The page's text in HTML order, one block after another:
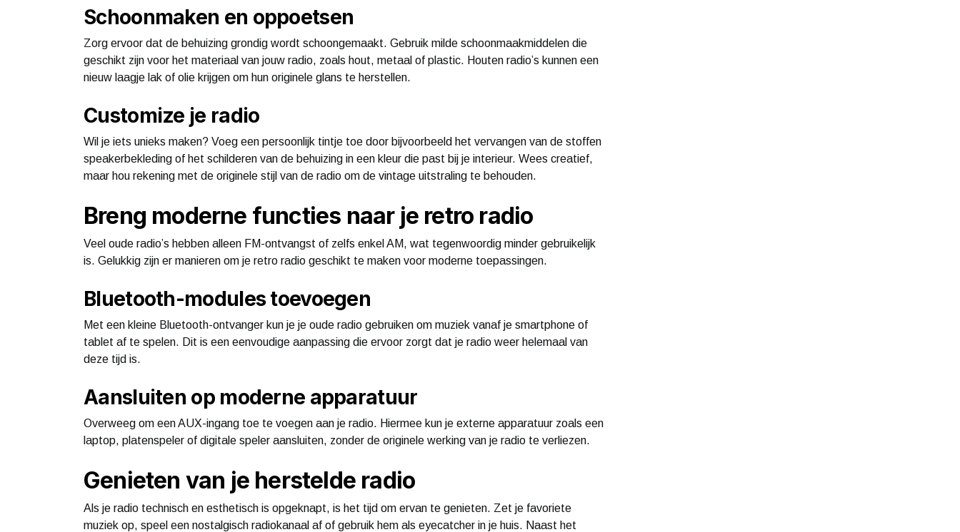
Schoonmaken en oppoetsen
Zorg ervoor dat de behuizing grondig wordt schoongemaakt. Gebruik milde schoonmaakmiddelen die
geschikt zijn voor het materiaal van jouw radio, zoals hout, metaal of plastic. Houten radio’s kunnen een
nieuw laagje lak of olie krijgen om hun originele glans te herstellen.
Customize je radio
Wil je iets unieks maken? Voeg een persoonlijk tintje toe door bijvoorbeeld het vervangen van de stoffen
speakerbekleding of het schilderen van de behuizing in een kleur die past bij je interieur. Wees creatief,
maar hou rekening met de originele stijl van de radio om de vintage uitstraling te behouden.
Breng moderne functies naar je retro radio
Veel oude radio’s hebben alleen FM-ontvangst of zelfs enkel AM, wat tegenwoordig minder gebruikelijk
is. Gelukkig zijn er manieren om je retro radio geschikt te maken voor moderne toepassingen.
Bluetooth-modules toevoegen
Met een kleine Bluetooth-ontvanger kun je je oude radio gebruiken om muziek vanaf je smartphone of
tablet af te spelen. Dit is een eenvoudige aanpassing die ervoor zorgt dat je radio weer helemaal van
deze tijd is.
Aansluiten op moderne apparatuur
Overweeg om een AUX-ingang toe te voegen aan je radio. Hiermee kun je externe apparatuur zoals een
laptop, platenspeler of digitale speler aansluiten, zonder de originele werking van je radio te verliezen.
Genieten van je herstelde radio
Als je radio technisch en esthetisch is opgeknapt, is het tijd om ervan te genieten. Zet je favoriete
muziek op, speel een nostalgisch radiokanaal af of gebruik hem als eyecatcher in je huis. Naast het